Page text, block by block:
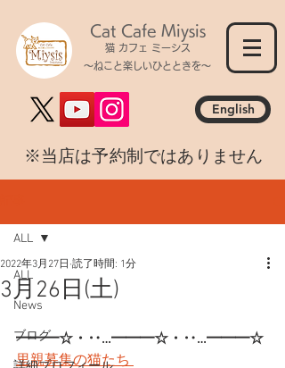
Cat Cafe Miysis
猫 カフェ ミーシス
～ねこと楽しいひとときを～
English
​※当店は予約制ではありません
ALL
News
ブログ
ALL
3月26日(土)
2022年3月27日 読了時間: 1分
━━━☆・‥…━━━☆・‥…━━━☆
里親募集の猫たち